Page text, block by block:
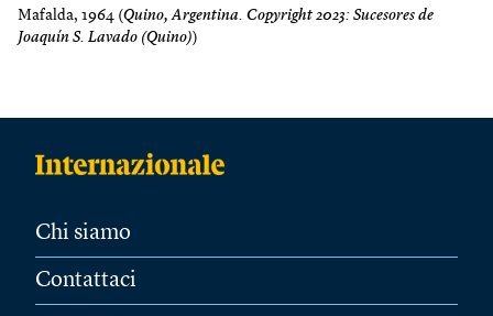
Mafalda, 1964 (Quino, Argentina. Copyright 2023: Sucesores de
Joaquín S. Lavado (Quino))
Chi siamo
Contattaci